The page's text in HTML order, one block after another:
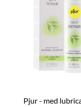
pjur - med lubricante